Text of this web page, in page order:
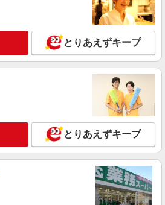
駅＊幅広い世代が活動中！サ高住のサポ
1550円〜2187円 ＜日払い有/週払い有/交
給(ガソリン代含む)＞
市平野区
詳細を見る
平野区>高時給&シフト柔軟でいいとこ
高住の補助STAFF
1550円〜2187円 ＜日払い有/週払い有/交
給(ガソリン代含む)＞
とりあえずキープ
とりあえずキープ